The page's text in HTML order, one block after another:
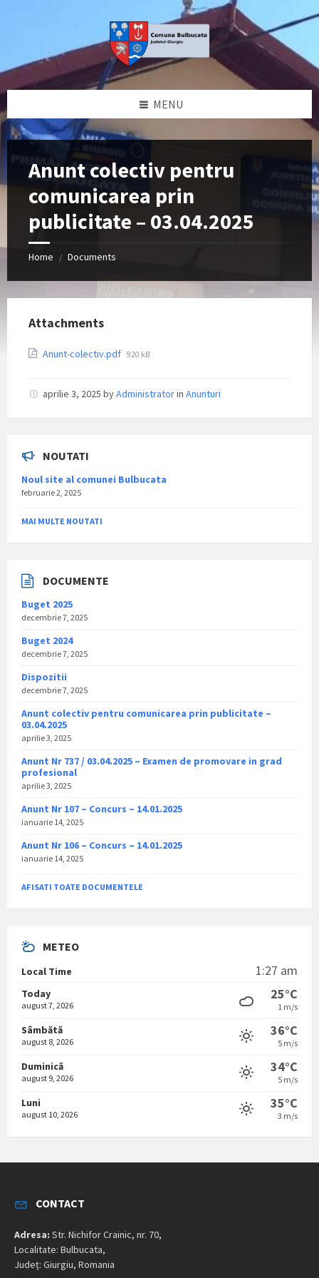
MENU
Anunt colectiv pentru
comunicarea prin
publicitate – 03.04.2025
Home / Documents
Attachments
Anunt-colectiv.pdf File
920 kB
aprilie 3, 2025 byAdministratorin Anunturi
NOUTATI
Noul site al comunei Bulbucata
februarie 2, 2025
MAI MULTE NOUTATI
DOCUMENTE
Buget 2025
decembrie 7, 2025
Buget 2024
decembrie 7, 2025
Dispozitii
decembrie 7, 2025
Anunt colectiv pentru comunicarea prin publicitate –
03.04.2025
aprilie 3, 2025
Anunt Nr 737 / 03.04.2025 – Examen de promovare in grad
profesional
aprilie 3, 2025
Anunt Nr 107 – Concurs – 14.01.2025
ianuarie 14, 2025
Anunt Nr 106 – Concurs – 14.01.2025
ianuarie 14, 2025
AFISATI TOATE DOCUMENTELE
METEO
Local Time 1:27 am
Today
august 7, 2026
25°C
1 m/s
Sâmbătă
august 8, 2026
36°C
5 m/s
Duminică
august 9, 2026
34°C
5 m/s
Luni
august 10, 2026
35°C
3 m/s
CONTACT
Adresa: Str. Nichifor Crainic, nr. 70,
Localitate: Bulbucata,
Județ: Giurgiu, Romania